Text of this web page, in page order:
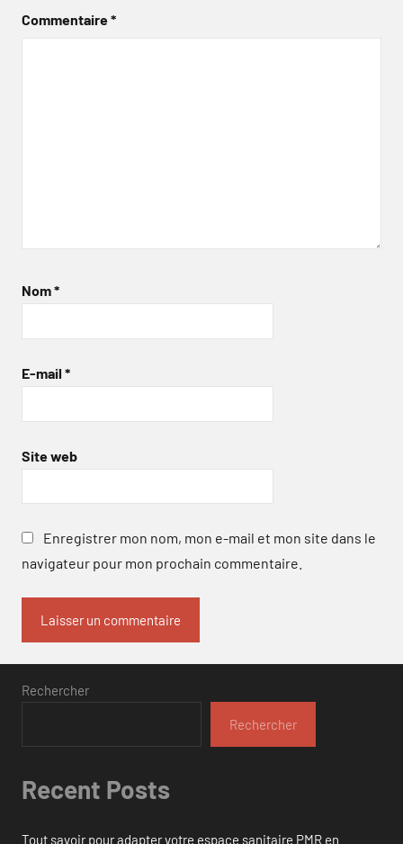
Commentaire*
Nom*
E-mail *
Site web
Enregistrer mon nom, mon e-mail et mon site dans le
navigateur pour mon prochain commentaire.
Rechercher
Rechercher
Recent Posts
Tout savoir pour adapter votre espace sanitaire PMR en